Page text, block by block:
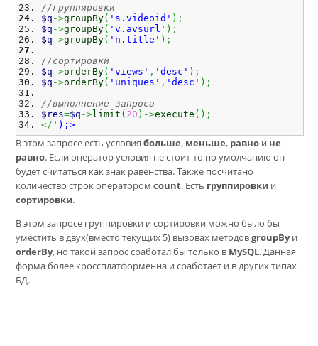
//группировки
$q ->groupBy( 's.videoid' ) ;
$q ->groupBy( 'v.avsurl' ) ;
$q ->groupBy( 'n.title' ) ;
//сортировки
$q ->orderBy( 'views' , 'desc' ) ;
$q ->orderBy( 'uniques' , 'desc' ) ;
//выполнение запроса
$res=$q ->limit ( 20 ) ->execute ( ) ;
</ ');>
В этом запросе есть условиябольше, меньше, равно и не
равно. Если оператор условия не стоит-то по умолчанию он
будет считаться как знак равенства. Также посчитано
количество строк операторомcount. Есть группировки и
сортировки.
В этом запросе группировки и сортировки можно было бы
уместить в двух(вместо текущих 5) вызовах методовgroupByи
orderBy, но такой запрос сработал бы только в MySQL. Данная
форма более кроссплатформенна и сработает и в других типах
БД.